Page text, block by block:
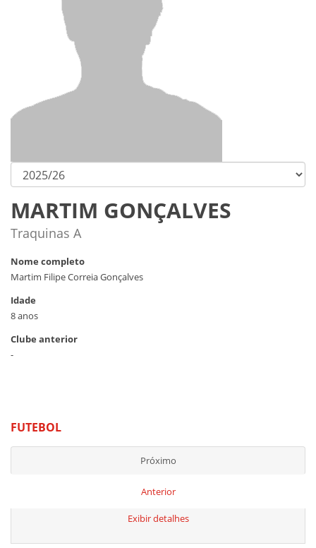
MARTIM GONÇALVES
Traquinas A
Nome completo
Martim Filipe Correia Gonçalves
Idade
8 anos
Clube anterior
-
FUTEBOL
Próximo
Anterior
Exibir detalhes